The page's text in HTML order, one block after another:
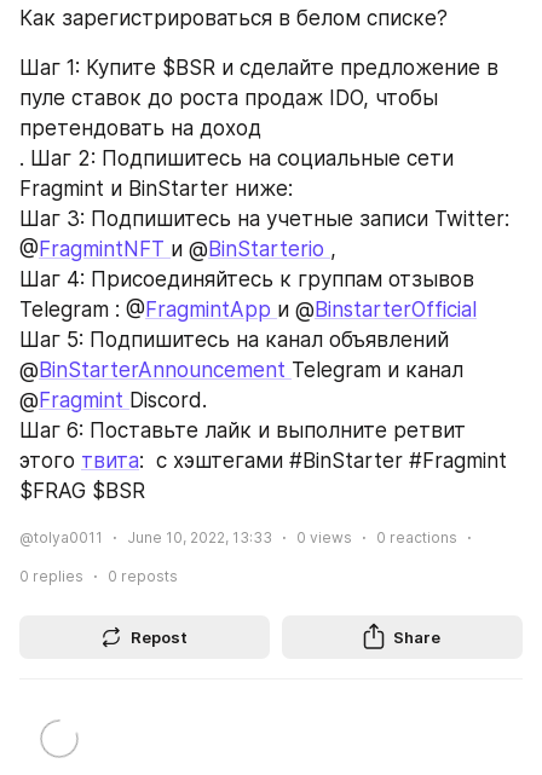
Как зарегистрироваться в белом списке?
Шаг 1: Купите $BSR и сделайте предложение в
пуле ставок до роста продаж IDO, чтобы
претендовать на доход
. Шаг 2: Подпишитесь на социальные сети
Fragmint и BinStarter ниже:
Шаг 3: Подпишитесь на учетные записи Twitter:
@FragmintNFT и @BinStarterio ,
Шаг 4: Присоединяйтесь к группам отзывов
Telegram : @FragmintApp и @BinstarterOfficial
Шаг 5: Подпишитесь на канал объявлений
@BinStarterAnnouncement Telegram и канал
@Fragmint Discord.
Шаг 6: Поставьте лайк и выполните ретвит
этого твита:  с хэштегами #BinStarter #Fragmint
$FRAG $BSR
@tolya0011 June 10, 2022, 13:33 0 views 0 reactions
0 replies 0 reposts
Repost Share